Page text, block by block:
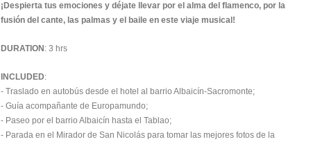
¡Despierta tus emociones y déjate llevar por el alma del flamenco, por la
fusión del cante, las palmas y el baile en este viaje musical!
DURATION : 3 hrs
INCLUDED:
- Traslado en autobús desde el hotel al barrio Albaicín-Sacromonte;
- Guía acompañante de Europamundo;
- Paseo por el barrio Albaicín hasta el Tablao;
- Parada en el Mirador de San Nicolás para tomar las mejores fotos de la